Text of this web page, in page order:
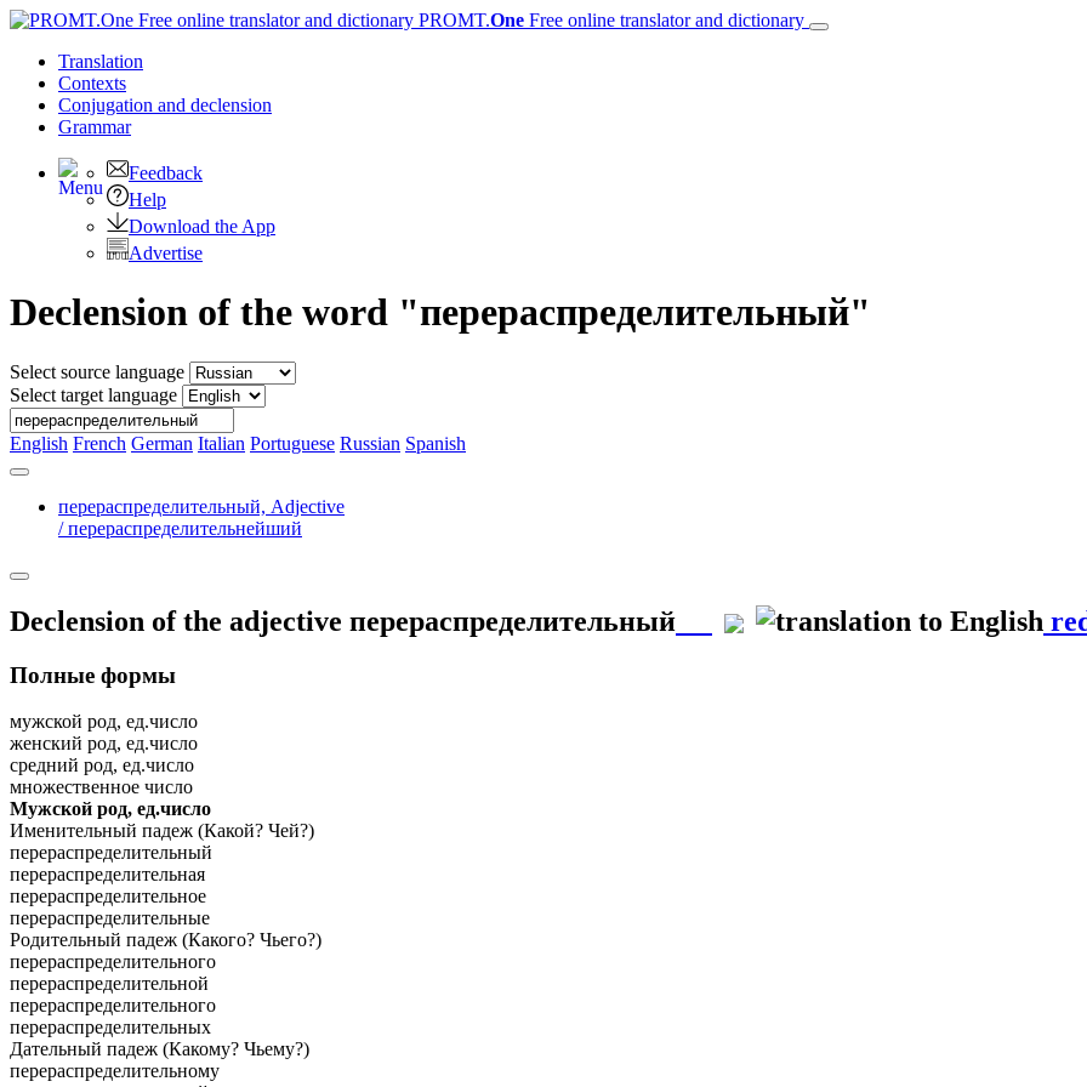
PROMT.One Free online translator and dictionary
Translation
Contexts
Conjugation and declension
Grammar
Feedback
Help
Download the App
Advertise
Declension of the word "перераспределительный"
Select source language
Select target language
English French German Italian Portuguese Russian Spanish
перераспределительный, Adjective
/ перераспределительнейший
Declension of the adjective перераспределительный
Полные формы
мужской род, ед.число
женский род, ед.число
средний род, ед.число
множественное число
Мужской род, ед.число
Именительный падеж (Какой? Чей?)
перераспределительный
перераспределительная
перераспределительное
перераспределительные
Родительный падеж (Какого? Чьего?)
перераспределительного
перераспределительной
перераспределительного
перераспределительных
Дательный падеж (Какому? Чьему?)
перераспределительному